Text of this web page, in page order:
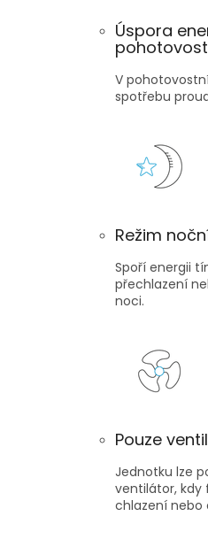
Úspora
V
spotřebu
Režim
Spoří energii
přechlazení
noci.
Pouze
Jednotku lze
ventilátor, kdy
chlazení nebo